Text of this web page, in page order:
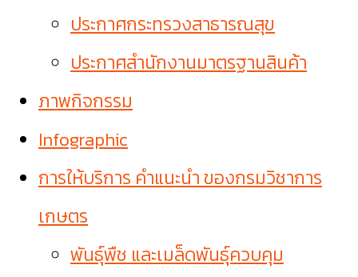
ประกาศกระทรวงสาธารณสุข
ประกาศสำนักงานมาตรฐานสินค้า
ภาพกิจกรรม
Infographic
การให้บริการ คำแนะนำ ของกรมวิชาการ
เกษตร
พันธุ์พืช และเมล็ดพันธุ์ควบคุม